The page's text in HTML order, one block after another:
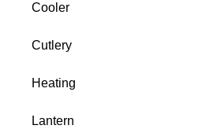
Cooler
Cutlery
Heating
Lantern